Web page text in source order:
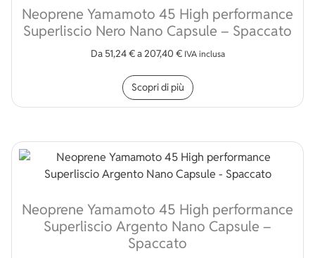
Neoprene Yamamoto 45 High performance
Superliscio Nero Nano Capsule – Spaccato
Da 51,24€a207,40 € IVA inclusa
Scopri di più
Neoprene Yamamoto 45 High performance
Superliscio Argento Nano Capsule –
Spaccato